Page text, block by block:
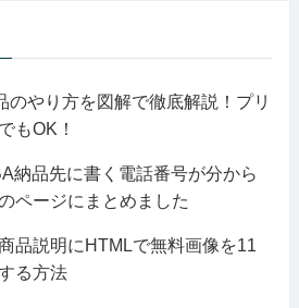
のやり方を図解で徹底解説！プリ
もOK！
納品先に書く電話番号が分から
ページにまとめました
品説明にHTMLで無料画像を11
る方法